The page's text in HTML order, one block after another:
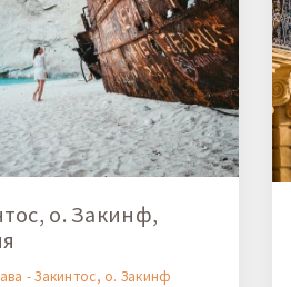
о. Закинф,
- Закинтос, о. Закинф